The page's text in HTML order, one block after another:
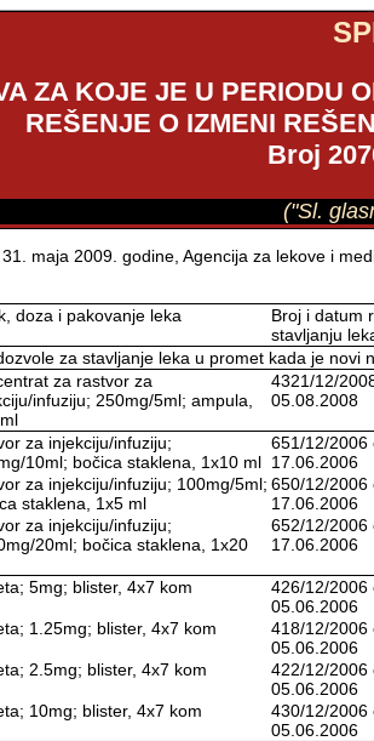
ZA KOJE JE U PERIODU
REŠENJE O IZMENI
Broj
("Sl.
maja 2009. godine, Agencija za lekove i
doza i pakovanje leka
Broj i datum
stavljanju
za stavljanje leka u promet kada je novi
za rastvor za
infuziju; 250mg/5ml; ampula,
4321/12/
05.08.2008
za injekciju/infuziju;
10ml; bočica staklena, 1x10 ml
651/12/2006
17.06.2006
za injekciju/infuziju; 100mg/5ml;
staklena, 1x5 ml
650/12/2006
17.06.2006
za injekciju/infuziju;
20ml; bočica staklena, 1x20
652/12/2006
17.06.2006
5mg; blister, 4x7 kom
426/12/2006
05.06.2006
1.25mg; blister, 4x7 kom
418/12/2006
05.06.2006
2.5mg; blister, 4x7 kom
422/12/2006
05.06.2006
10mg; blister, 4x7 kom
430/12/2006
05.06.2006